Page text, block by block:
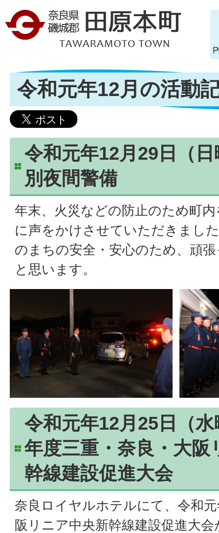
令和元年12月の活動
令和元年12月29日（
別夜間警備
年末、火災などの防止のため町
に声をかけさせていただきまし
のまちの安全・安心のため、頑
と思います。
令和元年12月25日（
年度三重・奈良・大阪
幹線建設促進大会
奈良ロイヤルホテルにて、令和
阪リニア中央新幹線建設促進大